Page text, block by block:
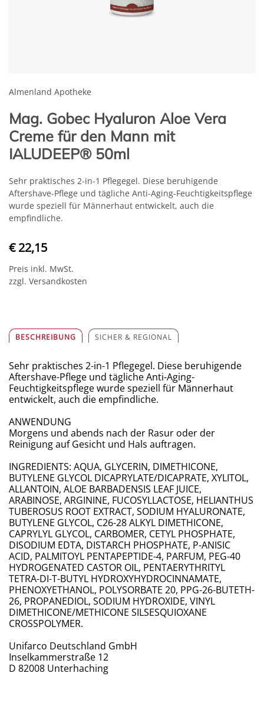
Almenland Apotheke
Mag. Gobec Hyaluron Aloe Vera
Creme für den Mann mit
IALUDEEP® 50ml
​Sehr praktisches 2-in-1 Pflegegel. Diese beruhigende
Aftershave-Pflege und tägliche Anti-Aging-Feuchtigkeitspflege
wurde speziell für Männerhaut entwickelt, auch die
empfindliche.
€ 22,15
Preis inkl. MwSt.
zzgl. Versandkosten
BESCHREIBUNG SICHER & REGIONAL
Sehr praktisches 2-in-1 Pflegegel. Diese beruhigende
Aftershave-Pflege und tägliche Anti-Aging-
Feuchtigkeitspflege wurde speziell für Männerhaut
entwickelt, auch die empfindliche.
ANWENDUNG
Morgens und abends nach der Rasur oder der
Reinigung auf Gesicht und Hals auftragen.
​INGREDIENTS: AQUA, GLYCERIN, DIMETHICONE,
BUTYLENE GLYCOL DICAPRYLATE/DICAPRATE, XYLITOL,
ALLANTOIN, ALOE BARBADENSIS LEAF JUICE,
ARABINOSE, ARGININE, FUCOSYLLACTOSE, HELIANTHUS
TUBEROSUS ROOT EXTRACT, SODIUM HYALURONATE,
BUTYLENE GLYCOL, C26-28 ALKYL DIMETHICONE,
CAPRYLYL GLYCOL, CARBOMER, CETYL PHOSPHATE,
DISODIUM EDTA, DISTARCH PHOSPHATE, P-ANISIC
ACID, PALMITOYL PENTAPEPTIDE-4, PARFUM, PEG-40
HYDROGENATED CASTOR OIL, PENTAERYTHRITYL
TETRA-DI-T-BUTYL HYDROXYHYDROCINNAMATE,
PHENOXYETHANOL, POLYSORBATE 20, PPG-26-BUTETH-
26, PROPANEDIOL, SODIUM HYDROXIDE, VINYL
DIMETHICONE/METHICONE SILSESQUIOXANE
CROSSPOLYMER.
Unifarco Deutschland GmbH
Inselkammerstraße 12
D 82008 Unterhaching